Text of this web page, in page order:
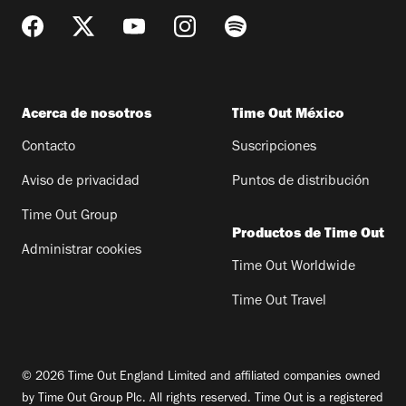
Acerca de nosotros
Contacto
Aviso de privacidad
Time Out Group
Administrar cookies
Time Out México
Suscripciones
Puntos de distribución
Productos de Time Out
Time Out Worldwide
Time Out Travel
© 2026 Time Out England Limited and affiliated companies owned
by Time Out Group Plc. All rights reserved. Time Out is a registered